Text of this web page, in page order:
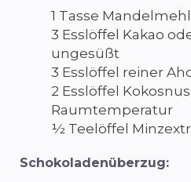
1 Tasse Mandelmehl
3 Esslöffel Kakao
ungesüßt
3 Esslöffel reiner
2 Esslöffel
Raumtemperatur
½ Teelöffel
Schokoladenüberzug: